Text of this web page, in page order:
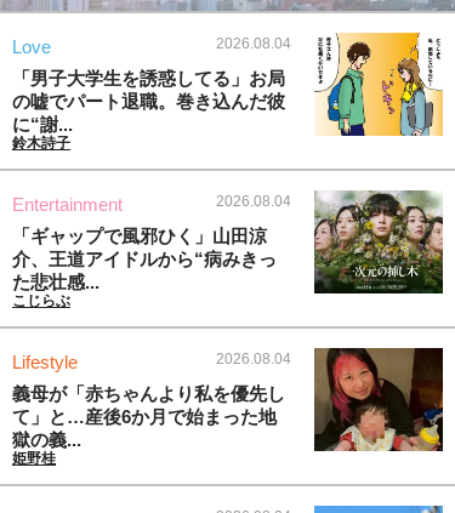
Love 2026.08.04
「男子大学生を誘惑してる」お局
の嘘でパート退職。巻き込んだ彼
に“謝...
鈴木詩子
Entertainment 2026.08.04
「ギャップで風邪ひく」山田涼
介、王道アイドルから“病みきっ
た悲壮感...
こじらぶ
Lifestyle 2026.08.04
義母が「赤ちゃんより私を優先し
て」と…産後6か月で始まった地
獄の義...
姫野桂